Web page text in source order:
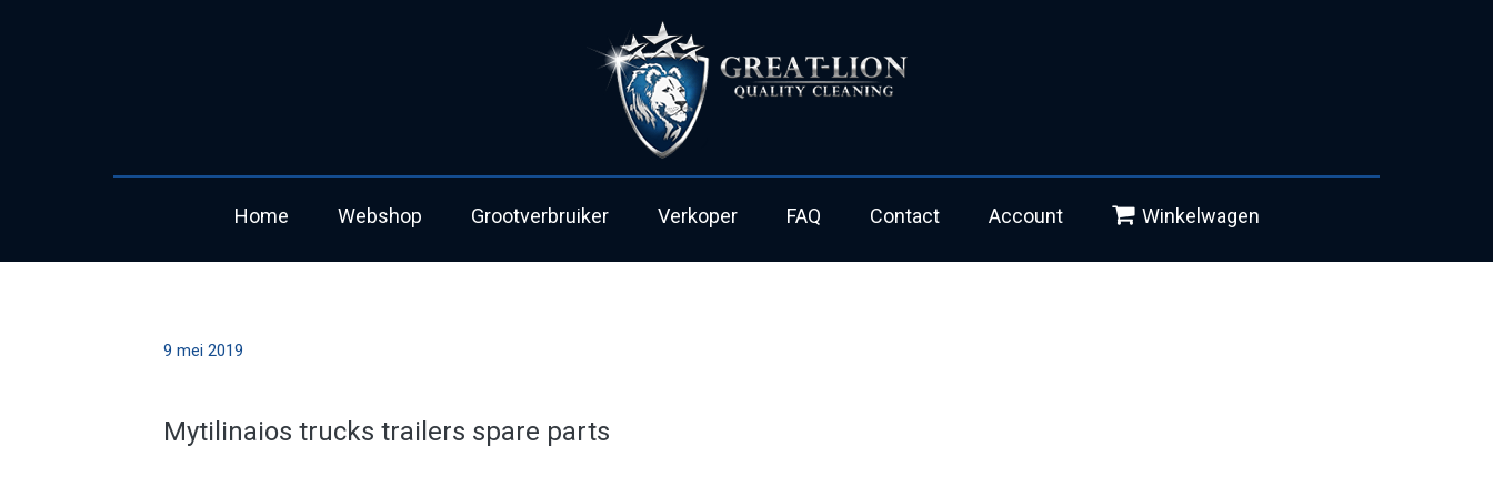
Home Webshop Grootverbruiker Verkoper FAQ Contact Account Winkelwagen
9 mei 2019
Mytilinaios trucks trailers spare parts